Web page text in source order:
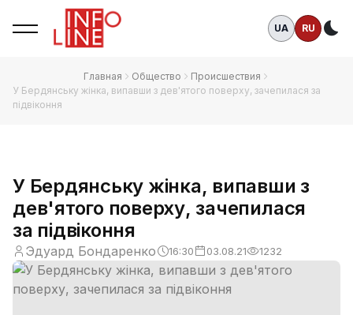
UA RU
Главная Общество
Происшествия
У Бердянську жінка, випавши з дев'ятого поверху, зачепилася за
підвіконня
У Бердянську жінка, випавши з
дев'ятого поверху, зачепилася
за підвіконня
Эдуард Бондаренко 16:30 03.08.21 1232